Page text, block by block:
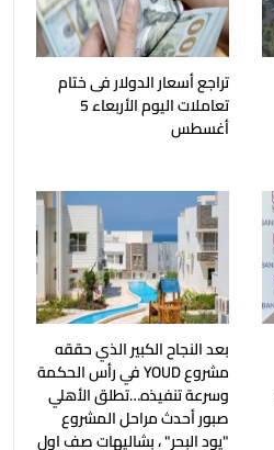
تراجع أسعار الدولار فى ختام
تعاملات اليوم الأربعاء 5
أغسطس
بعد النجاح الكبير الذي حققه
مشروع YOUD في رأس الحكمة
وسرعة تنفيذه…تطلق الأهلي
صبور أحدث مراحل المشروع
"يود البحر" ، بشاليهات صف اول